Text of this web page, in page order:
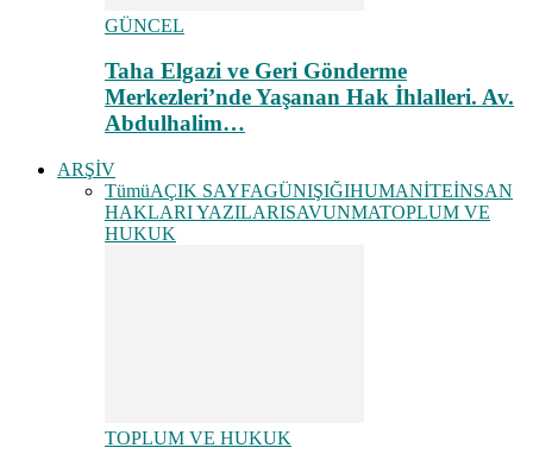
GÜNCEL
Taha Elgazi ve Geri Gönderme
Merkezleri’nde Yaşanan Hak İhlalleri. Av.
Abdulhalim…
ARŞİV
TümüAÇIK SAYFAGÜNIŞIĞIHUMANİTEİNSAN
HAKLARI YAZILARISAVUNMATOPLUM VE
HUKUK
TOPLUM VE HUKUK